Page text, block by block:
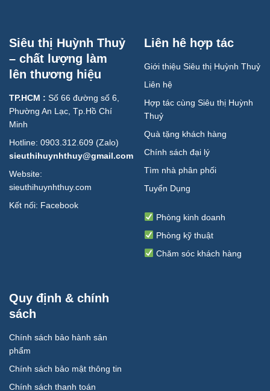
Siêu thị Huỳnh Thuỷ
– chất lượng làm
lên thương hiệu
TP.HCM : Số 66 đường số 6,
Phường An Lạc, Tp.Hồ Chí
Minh
Hotline: 0903.312.609 (Zalo)
sieuthihuynhthuy@gmail.com
Website:
sieuthihuynhthuy.com
Kết nối: Facebook
Liên hê hợp tác
Giới thiệu Siêu thị Huỳnh Thuỷ
Liên hệ
Hợp tác cùng Siêu thị Huỳnh
Thuỷ
Quà tặng khách hàng
Chính sách đại lý
Tìm nhà phân phối
Tuyển Dụng
Phòng kinh doanh
Phòng kỹ thuật
Chăm sóc khách hàng
Quy định & chính
sách
Chính sách bảo hành sản
phẩm
Chính sách bảo mật thông tin
Chính sách thanh toán